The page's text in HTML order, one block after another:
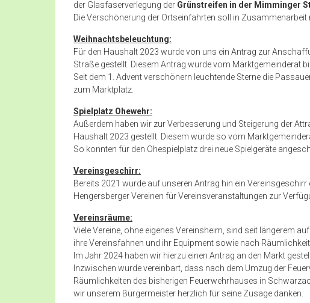
der Glasfaserverlegung der Grünstreifen in der Mimminger
Die Verschönerung der Ortseinfahrten soll in Zusammenarbeit
Weihnachtsbeleuchtung:
Für den Haushalt 2023 wurde von uns ein Antrag zur
Straße gestellt. Diesem Antrag wurde vom Marktgemeinderat
Seit dem 1. Advent verschönern leuchtende Sterne die
zum Marktplatz.
Spielplatz Ohewehr:
Außerdem haben wir zur Verbesserung und Steigerung der
Haushalt 2023 gestellt. Diesem wurde so vom
So konnten für den Ohespielplatz drei neue Spielgeräte
Vereinsgeschirr:
Bereits 2021 wurde auf unseren Antrag hin ein
Hengersberger Vereinen für Vereinsveranstaltungen zur
Vereinsräume:
Viele Vereine, ohne eigenes Vereinsheim, sind seit längerem
ihre Vereinsfahnen und ihr Equipment sowie nach
Im Jahr 2024 haben wir hierzu einen Antrag an den Markt
Inzwischen wurde vereinbart, dass nach dem Umzug der
Räumlichkeiten des bisherigen Feuerwehrhauses in
wir unserem Bürgermeister herzlich für seine Zusage danken.